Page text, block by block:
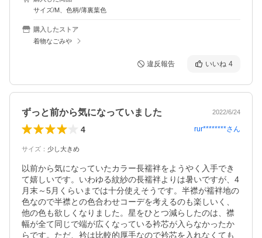
サイズ/M、色柄/薄裏葉色
購入したストア
着物なごみや
違反報告 いいね 4
ずっと前から気になっていました 2022/6/24
4 rur********さん
サイズ ： 少し大きめ
以前から気になっていたカラー長襦袢をようやく入手でき
て嬉しいです。いわゆる紋紗の長襦袢よりは暑いですが、4
月末～5月くらいまでは十分使えそうです。半襟が襦袢地の
色なので半襟との色合わせコーデを考えるのも楽しいく、
他の色も欲しくなりました。星をひとつ減らしたのは、襟
幅が全て同じで端が広くなっている衿芯が入らなかったか
らです。ただ、衿は比較的厚手なので衿芯を入れなくても